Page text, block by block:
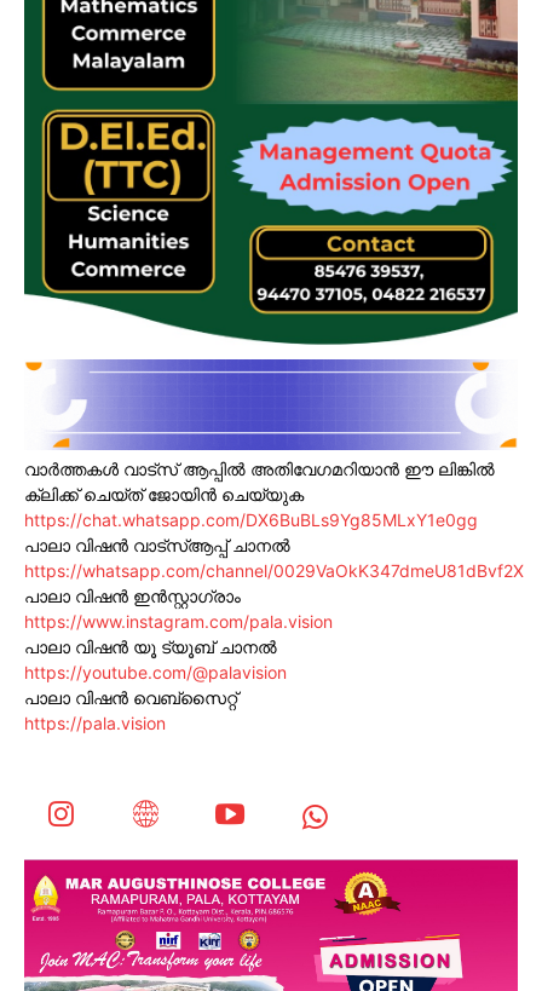
വാർത്തകൾ വാട്സ് ആപ്പിൽ അതിവേഗമറിയാൻ ഈ ലിങ്കിൽ
ക്ലിക്ക് ചെയ്ത് ജോയിൻ ചെയ്യുക
https://chat.whatsapp.com/DX6BuBLs9Yg85MLxY1e0gg
പാലാ വിഷൻ വാട്സ്ആപ്പ് ചാനൽ
https://whatsapp.com/channel/0029VaOkK347dmeU81dBvf2X
പാലാ വിഷൻ ഇൻസ്റ്റാഗ്രാം
https://www.instagram.com/pala.vision
പാലാ വിഷൻ യൂ ട്യൂബ് ചാനൽ
https://youtube.com/@palavision
പാലാ വിഷൻ വെബ്സൈറ്റ്
https://pala.vision